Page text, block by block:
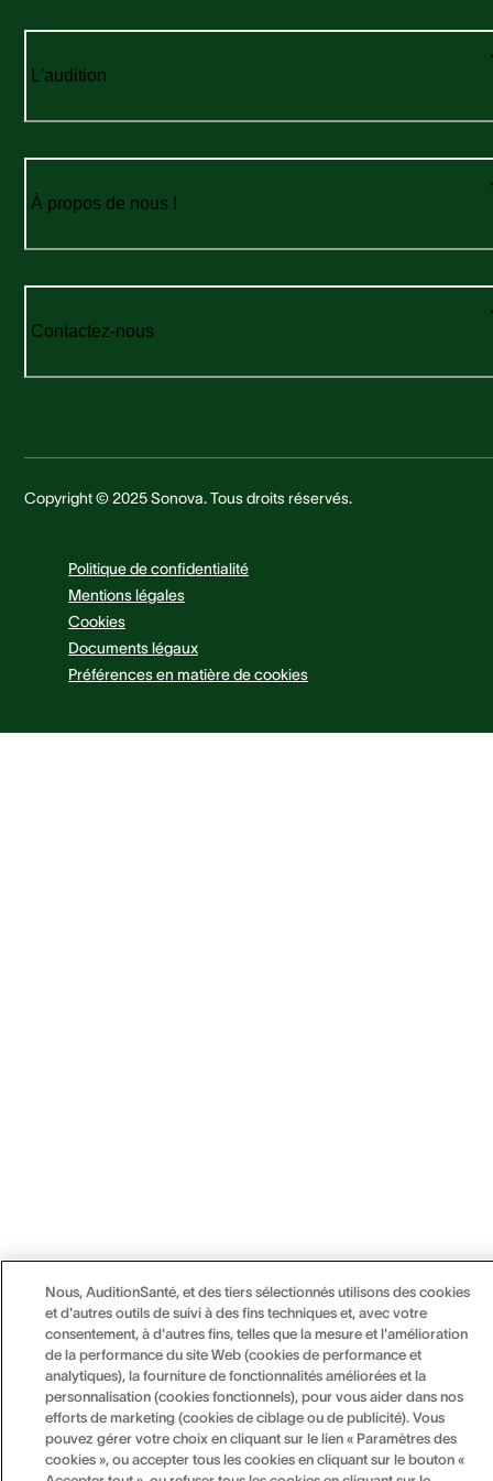
L'audition
À propos de nous !
Contactez-nous
Copyright © 2025 Sonova. Tous droits réservés.
Politique de confidentialité
Mentions légales
Cookies
Documents légaux
Préférences en matière de cookies
Nous, AuditionSanté, et des tiers sélectionnés utilisons des cookies
et d'autres outils de suivi à des fins techniques et, avec votre
consentement, à d'autres fins, telles que la mesure et l'amélioration
de la performance du site Web (cookies de performance et
analytiques), la fourniture de fonctionnalités améliorées et la
personnalisation (cookies fonctionnels), pour vous aider dans nos
efforts de marketing (cookies de ciblage ou de publicité). Vous
pouvez gérer votre choix en cliquant sur le lien « Paramètres des
cookies », ou accepter tous les cookies en cliquant sur le bouton «